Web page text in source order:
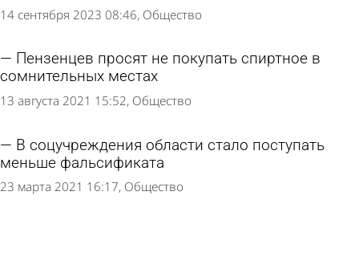
14 сентября 2023 08:46 Общество
Пензенцев просят не покупать спиртное в
сомнительных местах
13 августа 2021 15:52 Общество
В соцучреждения области стало поступать
меньше фальсификата
23 марта 2021 16:17 Общество